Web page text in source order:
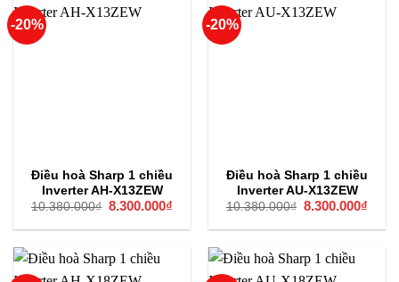
-20%
Điều hoà Sharp 1 chiều
Inverter AH-X13ZEW
10.380.000₫ Giá
là:
8.300.000₫
tại
8.300.000₫.
-20%
Điều hoà Sharp 1 chiều
Inverter AU-X13ZEW
10.380.000₫ Giá
là:
8.300.000₫
tại